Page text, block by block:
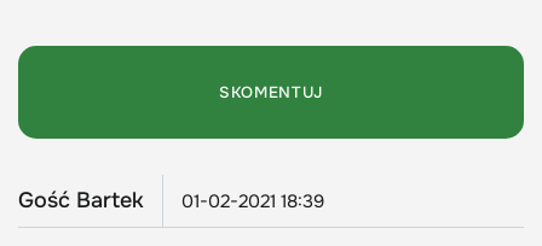
Gość Bartek 01-02-2021 18:39